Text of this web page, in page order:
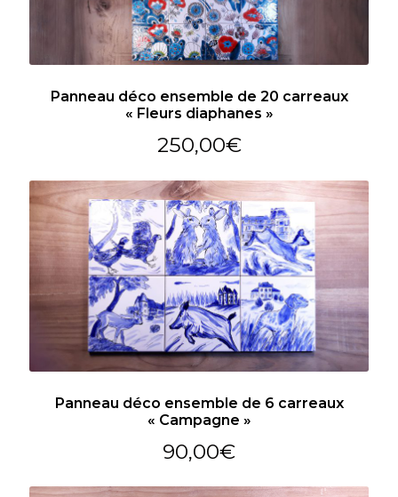
Panneau déco ensemble de 20 carreaux
« Fleurs diaphanes »
250,00€
Panneau déco ensemble de 6 carreaux
« Campagne »
90,00€